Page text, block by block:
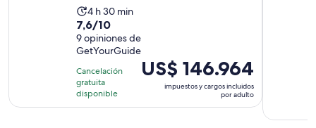
La
actividad
dura
4
horas
y
30
4 h 30 min
7.6
de
10
con
9
opiniones
7,6/10
9 opiniones de
GetYourGuide
Cancelación
gratuita
disponible
El
precio
de
US$ 146.964
impuestos y cargos incluidos
por adulto